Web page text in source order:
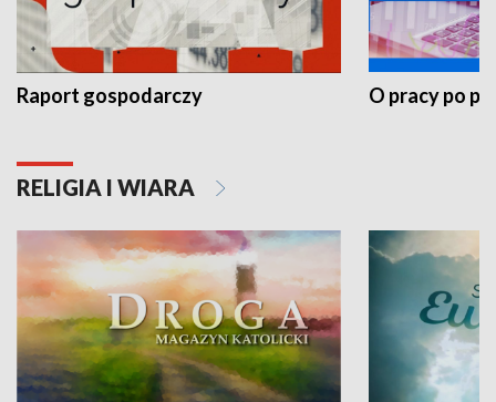
Raport gospodarczy O pracy po
RELIGIA I WIARA